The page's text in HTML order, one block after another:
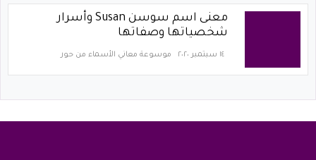
معنى اسم سوسن Susan وأسرار
شخصياتها وصفاتها
١٤ سبتمبر ٢٠٢٠ موسوعة معاني الأسماء من حور